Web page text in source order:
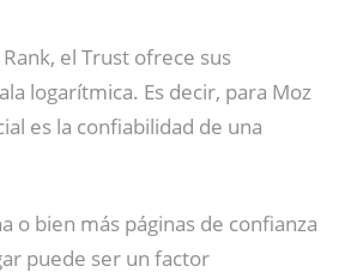
el Trust ofrece sus
logarítmica. Es decir, para Moz
es la confiabilidad de una
o bien más páginas de confianza
puede ser un factor